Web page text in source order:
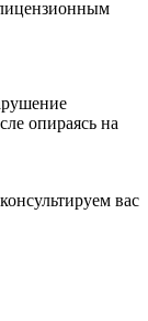
опираясь на
вас